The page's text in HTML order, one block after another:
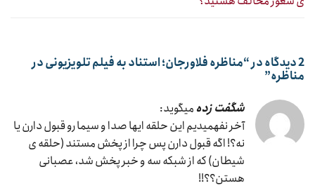
2 دیدگاه در “ مناظره فلاورجان؛ استناد به فیلم تلویزیونی در
مناظره”
شگفت زده میگوید:
آخر نفهمیدیم این حلقه ایها صدا و سیما رو قبول دارن یا
نه؟! اگه قبول دارن پس چرا از پخش مستند (حلقه ی
شیطان) که از شبکه سه و خبر پخش شد، عصبانی
هستن؟؟!!